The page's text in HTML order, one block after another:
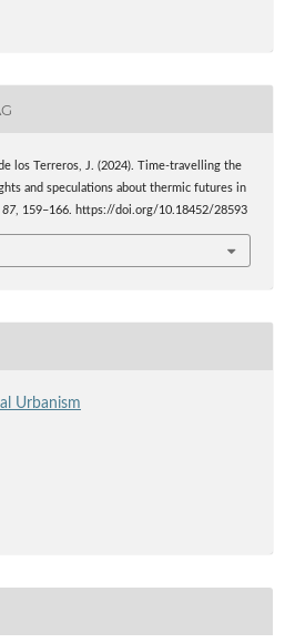
los Terreros, J. (2024). Time-travelling the
and speculations about thermic futures in
87, 159–166. https://doi.org/10.18452/28593
Urbanism